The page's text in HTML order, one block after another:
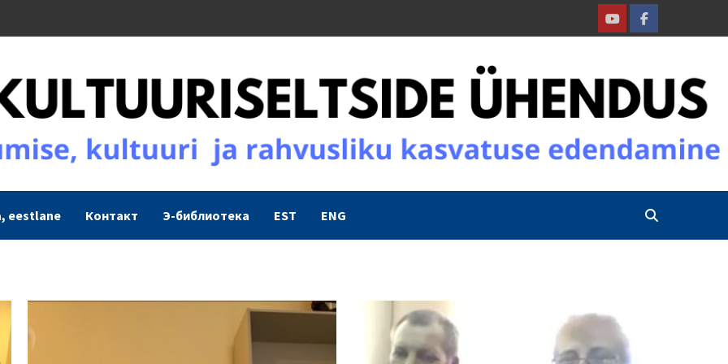
YoutubeFacebook
eestlane Контакт Э-библиотека EST ENG